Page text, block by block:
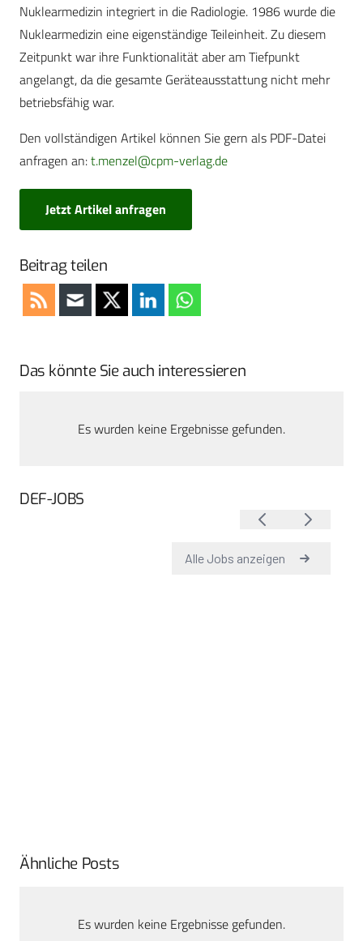
Nuklearmedizin integriert in die Radiologie. 1986 wurde die
Nuklearmedizin eine eigenständige Teileinheit. Zu diesem
Zeitpunkt war ihre Funktionalität aber am Tiefpunkt
angelangt, da die gesamte Geräteausstattung nicht mehr
betriebsfähig war.
Den vollständigen Artikel können Sie gern als PDF-Datei
anfragen an:t.menzel@cpm-verlag.de
Jetzt Artikel anfragen
Beitrag teilen
Das könnte Sie auch interessieren
Es wurden keine Ergebnisse gefunden.
DEF-JOBS
Ähnliche Posts
Es wurden keine Ergebnisse gefunden.